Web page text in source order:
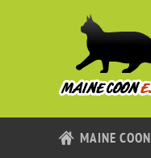
MAINE COON